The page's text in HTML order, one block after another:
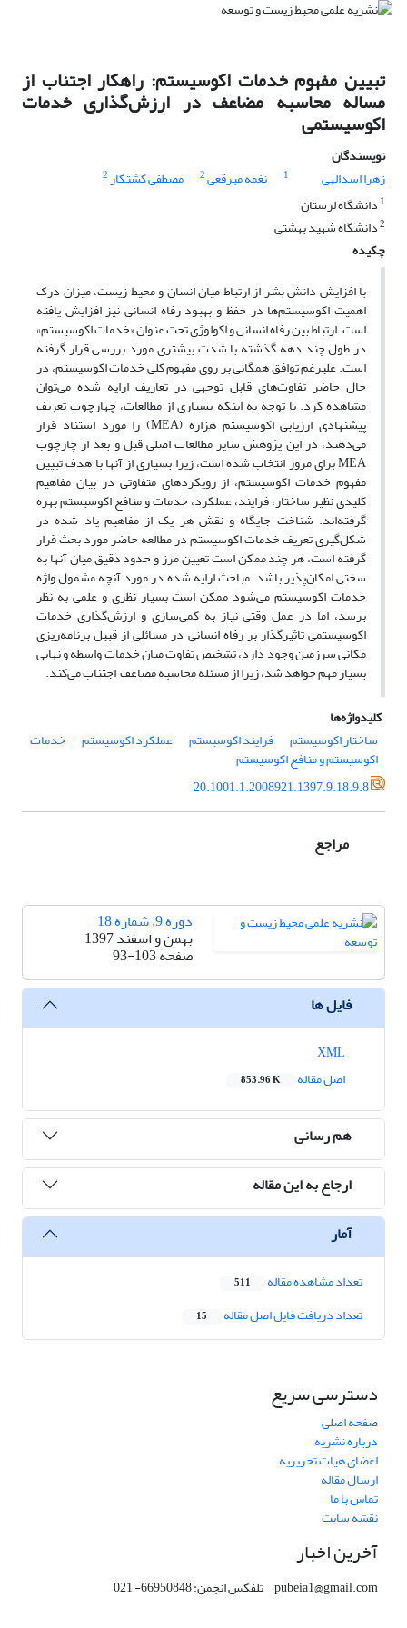
تبیین مفهوم خدمات اکوسیستم: راهکار اجتناب از
مساله محاسبه مضاعف در ارزش‌گذاری خدمات
اکوسیستمی
نویسندگان
زهرا اسدالهی
1 نغمه مبرقعی2 مصطفی کشتکار2
1 دانشگاه لرستان
2دانشگاه شهید بهشتی
چکیده
با افزایش دانش بشر از ارتباط میان انسان و محیط زیست، میزان درک
اهمیت اکوسیستم‌ها در حفظ و بهبود رفاه انسانی نیز افزایش یافته
است. ارتباط بین رفاه انسانی و اکولوژی تحت عنوان «خدمات اکوسیستم»
در طول چند دهه گذشته با شدت بیشتری مورد بررسی قرار گرفته
است. علیرغم توافق همگانی بر روی مفهوم کلی خدمات اکوسیستم، در
حال حاضر تفاوت‌های قابل توجهی در تعاریف ارایه شده می‌توان
مشاهده کرد. با توجه به اینکه بسیاری از مطالعات، چهارچوب تعریف
پیشنهادی ارزیابی اکوسیستم هزاره (MEA) را مورد استناد قرار
می‌دهند، در این پژوهش سایر مطالعات اصلی قبل و بعد از چارچوب
MEA برای مرور انتخاب شده است، زیرا بسیاری از آنها با هدف تبیین
مفهوم خدمات اکوسیستم، از رویکردهای متفاوتی در بیان مفاهیم
کلیدی نظیر ساختار، فرایند، عملکرد، خدمات و منافع اکوسیستم بهره
گرفته‌اند. شناخت جایگاه و نقش هر یک از مفاهیم یاد شده در
شکل‌گیری تعریف خدمات اکوسیستم در مطالعه حاضر مورد بحث قرار
گرفته است، هر چند ممکن است تعیین مرز و حدود دقیق میان آنها به
سختی امکان‌پذیر باشد. مباحث ارایه شده در مورد آنچه مشمول واژه
خدمات اکوسیستم می‌شود ممکن است بسیار نظری و علمی به نظر
برسد، اما در عمل وقتی نیاز به کمی‌سازی و ارزش‌گذاری خدمات
اکوسیستمی تاثیرگذار بر رفاه انسانی در مسائلی از قبیل برنامه‌ریزی
مکانی سرزمین وجود دارد، تشخیص تفاوت میان خدمات واسطه و نهایی
بسیار مهم خواهد شد، زیرا از مسئله محاسبه مضاعفاجتناب می‌کند.
کلیدواژه‌ها
ساختار اکوسیستم
فرایند اکوسیستم عملکرد اکوسیستم خدمات
اکوسیستم و منافع اکوسیستم
20.1001.1.2008921.1397.9.18.9.8
مراجع
دوره 9، شماره 18
بهمن و اسفند 1397
صفحه93-103
فایل ها
اصل مقاله
853.96 K
هم رسانی
ارجاع به این مقاله
آمار
تعداد مشاهده مقاله 511
تعداد دریافت فایل اصل مقاله 15
دسترسی سریع
صفحه اصلی
درباره نشریه
اعضای هیات تحریریه
ارسال مقاله
تماس با ما
نقشه سایت
آخرین اخبار
pubeia1@gmail.com تلفکس انجمن: 66950848- 021